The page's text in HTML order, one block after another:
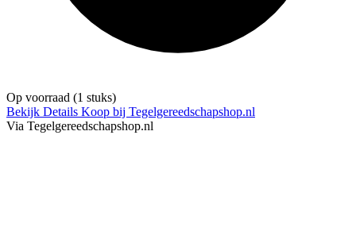
Op voorraad (1 stuks)
Bekijk Details Koop bij Tegelgereedschapshop.nl
Via Tegelgereedschapshop.nl